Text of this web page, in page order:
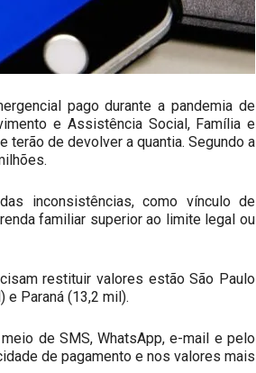
pago durante a pandemia de
e Assistência Social, Família e
terão de devolver a quantia. Segundo a
inconsistências, como vínculo de
familiar superior ao limite legal ou
restituir valores estão São Paulo
e Paraná (13,2 mil).
de SMS, WhatsApp, e-mail e pelo
de pagamento e nos valores mais